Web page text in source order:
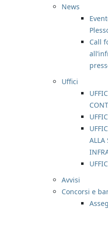
News
Call
Uffici
ALLA
Avvisi
Concorsi e